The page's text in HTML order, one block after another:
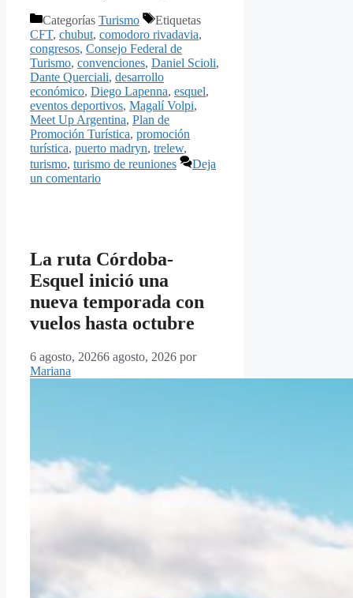
Categorías Turismo
Etiquetas
CFT, chubut, comodoro rivadavia,
congresos, Consejo Federal de
Turismo, convenciones, Daniel Scioli,
Dante Querciali, desarrollo
económico, Diego Lapenna, esquel,
eventos deportivos, Magalí Volpi,
Meet Up Argentina, Plan de
Promoción Turística, promoción
turística, puerto madryn, trelew,
turismo, turismo de reuniones
Deja
un comentario
La ruta Córdoba-
Esquel inició una
nueva temporada con
vuelos hasta octubre
6 agosto, 20266 agosto, 2026 por
Mariana